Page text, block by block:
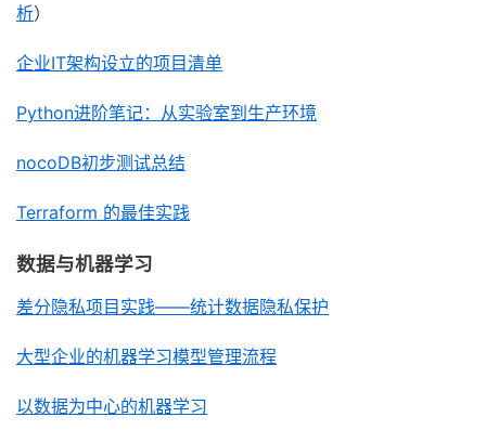
析）
企业IT架构设立的项目清单
Python进阶笔记：从实验室到生产环境
nocoDB初步测试总结
Terraform 的最佳实践
数据与机器学习
差分隐私项目实践——统计数据隐私保护
大型企业的机器学习模型管理流程
以数据为中心的机器学习